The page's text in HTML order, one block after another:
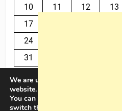
10
11 12 13
17
24
31
We are using cookies to give you
website.
You can find out more about
switch them off in